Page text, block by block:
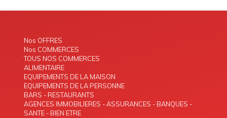
Nos OFFRES
Nos COMMERCES
TOUS NOS COMMERCES
ALIMENTAIRE
EQUIPEMENTS DE LA MAISON
EQUIPEMENTS DE LA PERSONNE
BARS - RESTAURANTS
AGENCES IMMOBILIERES - ASSURANCES - BANQUES -
TELEPHONIE - INTERIM
SANTE - BIEN ETRE